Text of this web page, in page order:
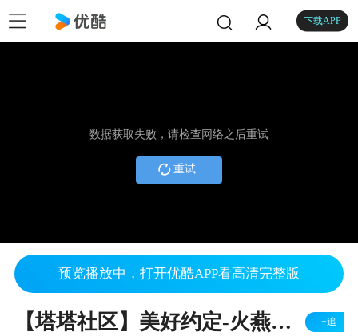
下载APP
数据获取失败，请检查网络之后重试
重试
预览播放中，打开优酷APP看高清完整版
【塔塔社区】美好约定-火燕生日晚会 +追